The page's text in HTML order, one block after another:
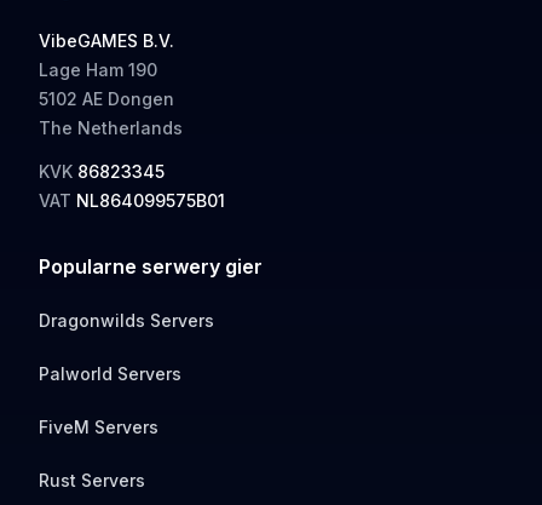
VibeGAMES B.V.
Lage Ham 190
5102 AE Dongen
The Netherlands
KVK 86823345
VAT NL864099575B01
Popularne serwery gier
Dragonwilds Servers
Palworld Servers
FiveM Servers
Rust Servers